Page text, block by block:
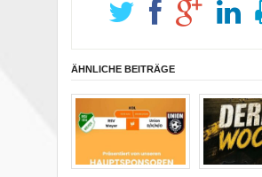
ÄHNLICHE BEITRÄGE